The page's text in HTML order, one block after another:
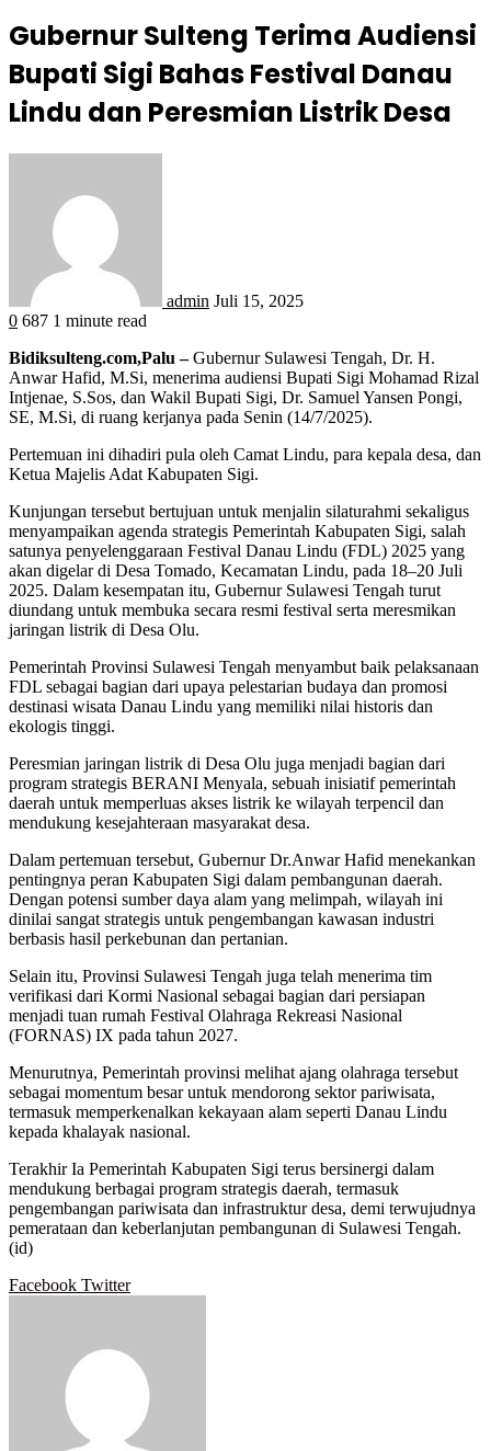
Gubernur Sulteng Terima Audiensi
Bupati Sigi Bahas Festival Danau
Lindu dan Peresmian Listrik Desa
admin Juli 15, 2025
0 687 1 minute read
Bidiksulteng.com,Palu –Gubernur Sulawesi Tengah, Dr. H.
Anwar Hafid, M.Si, menerima audiensi Bupati Sigi Mohamad Rizal
Intjenae, S.Sos, dan Wakil Bupati Sigi, Dr. Samuel Yansen Pongi,
SE, M.Si, di ruang kerjanya pada Senin (14/7/2025).
Pertemuan ini dihadiri pula oleh Camat Lindu, para kepala desa, dan
Ketua Majelis Adat Kabupaten Sigi.
Kunjungan tersebut bertujuan untuk menjalin silaturahmi sekaligus
menyampaikan agenda strategis Pemerintah Kabupaten Sigi, salah
satunya penyelenggaraan Festival Danau Lindu (FDL) 2025 yang
akan digelar di Desa Tomado, Kecamatan Lindu, pada 18–20 Juli
2025. Dalam kesempatan itu, Gubernur Sulawesi Tengah turut
diundang untuk membuka secara resmi festival serta meresmikan
jaringan listrik di Desa Olu.
Pemerintah Provinsi Sulawesi Tengah menyambut baik pelaksanaan
FDL sebagai bagian dari upaya pelestarian budaya dan promosi
destinasi wisata Danau Lindu yang memiliki nilai historis dan
ekologis tinggi.
Peresmian jaringan listrik di Desa Olu juga menjadi bagian dari
program strategis BERANI Menyala, sebuah inisiatif pemerintah
daerah untuk memperluas akses listrik ke wilayah terpencil dan
mendukung kesejahteraan masyarakat desa.
Dalam pertemuan tersebut, Gubernur Dr.Anwar Hafid menekankan
pentingnya peran Kabupaten Sigi dalam pembangunan daerah.
Dengan potensi sumber daya alam yang melimpah, wilayah ini
dinilai sangat strategis untuk pengembangan kawasan industri
berbasis hasil perkebunan dan pertanian.
Selain itu, Provinsi Sulawesi Tengah juga telah menerima tim
verifikasi dari Kormi Nasional sebagai bagian dari persiapan
menjadi tuan rumah Festival Olahraga Rekreasi Nasional
(FORNAS) IX pada tahun 2027.
Menurutnya, Pemerintah provinsi melihat ajang olahraga tersebut
sebagai momentum besar untuk mendorong sektor pariwisata,
termasuk memperkenalkan kekayaan alam seperti Danau Lindu
kepada khalayak nasional.
Terakhir Ia Pemerintah Kabupaten Sigi terus bersinergi dalam
mendukung berbagai program strategis daerah, termasuk
pengembangan pariwisata dan infrastruktur desa, demi terwujudnya
pemerataan dan keberlanjutan pembangunan di Sulawesi Tengah.
(id)
Facebook TwitterGoogle+
LinkedIn
StumbleUpon
Tumblr
Pinterest
Reddit
VKontakte
WhatsApp
Telegram
Viber
Share
Print